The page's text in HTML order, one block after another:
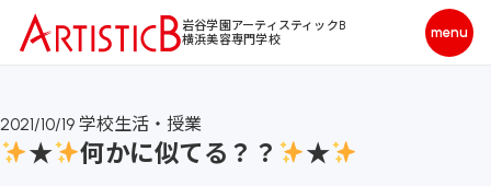
岩谷学園アーティスティックB
横浜美容専門学校
2021/10/19 学校生活・授業
★ 何かに似てる？？ ★